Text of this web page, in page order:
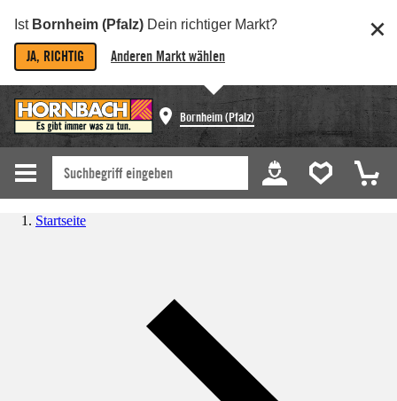
Ist Bornheim (Pfalz) Dein richtiger Markt?
JA, RICHTIG Anderen Markt wählen
Bornheim (Pfalz)
Startseite